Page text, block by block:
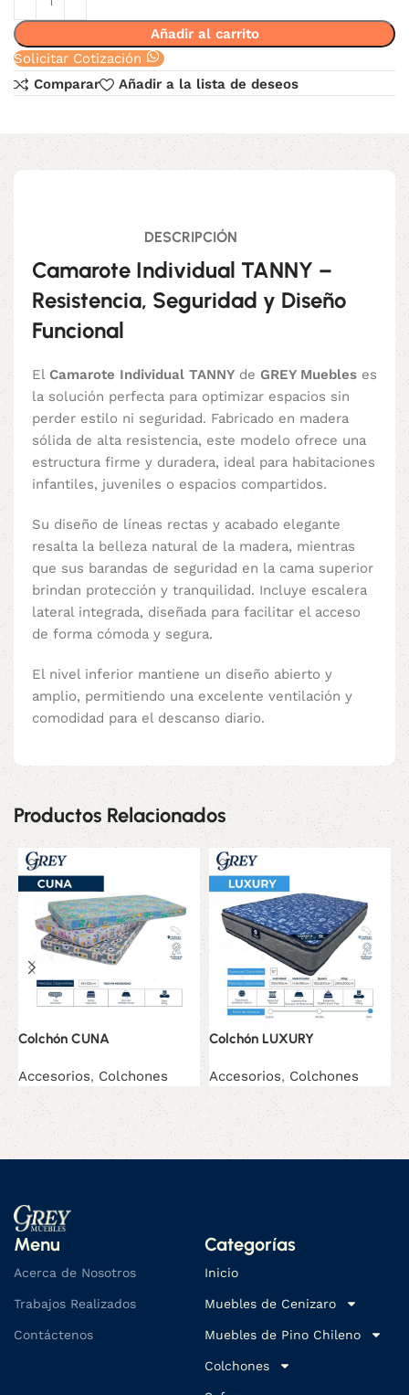
Añadir al carrito
Solicitar Cotización
Comparar
Añadir a la lista de deseos
DESCRIPCIÓN
Camarote Individual TANNY –
Resistencia, Seguridad y Diseño
Funcional
El Camarote Individual TANNY de GREY Muebles es
la solución perfecta para optimizar espacios sin
perder estilo ni seguridad. Fabricado en madera
sólida de alta resistencia, este modelo ofrece una
estructura firme y duradera, ideal para habitaciones
infantiles, juveniles o espacios compartidos.
Su diseño de líneas rectas y acabado elegante
resalta la belleza natural de la madera, mientras
que sus barandas de seguridad en la cama superior
brindan protección y tranquilidad. Incluye escalera
lateral integrada, diseñada para facilitar el acceso
de forma cómoda y segura.
El nivel inferior mantiene un diseño abierto y
amplio, permitiendo una excelente ventilación y
comodidad para el descanso diario.
Productos Relacionados
Colchón CUNA
Accesorios, Colchones
Colchón LUXURY
Accesorios, Colchones
Menu
Acerca de Nosotros
Trabajos Realizados
Contáctenos
Categorías
Inicio
Muebles de Cenizaro
Muebles de Pino Chileno
Colchones